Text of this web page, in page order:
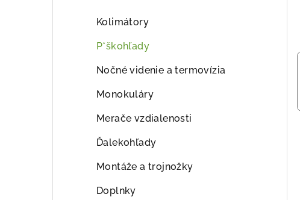
Kolimátory
P*škohľady
Nočné videnie a termovízia
Monokuláry
Merače vzdialenosti
Ďalekohľady
Montáže a trojnožky
Doplnky